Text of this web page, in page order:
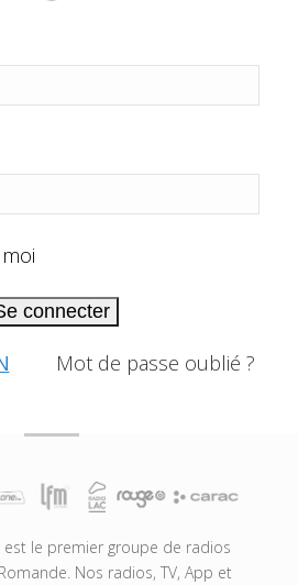
connecter
Mot de passe oublié ?
le premier groupe de radios
Nos radios, TV, App et